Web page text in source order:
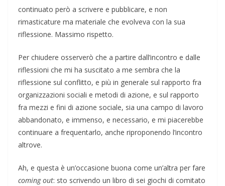
continuato però a scrivere e pubblicare, e non
rimasticature ma materiale che evolveva con la sua
riflessione. Massimo rispetto.
Per chiudere osserverò che a partire dall’incontro e dalle
riflessioni che mi ha suscitato a me sembra che la
riflessione sul conflitto, e più in generale sul rapporto fra
organizzazioni sociali e metodi di azione, e sul rapporto
fra mezzi e fini di azione sociale, sia una campo di lavoro
abbandonato, e immenso, e necessario, e mi piacerebbe
continuare a frequentarlo, anche riproponendo l’incontro
altrove.
Ah, e questa è un’occasione buona come un’altra per fare
coming out: sto scrivendo un libro di sei giochi di comitato